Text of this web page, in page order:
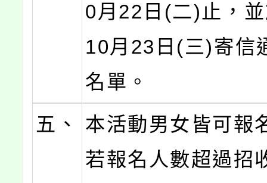
0月22日(二)止，
10月23日(三)寄信
名單。
五、
本活動男女皆可報
若報名人數超過招